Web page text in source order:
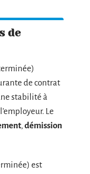
de
de contrat
stabilité à
Le
, démission
est